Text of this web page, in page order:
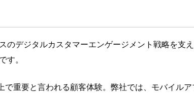
のデジタルカスタマーエンゲージメント戦略を支
す。
で重要と言われる顧客体験。弊社では、モバイル